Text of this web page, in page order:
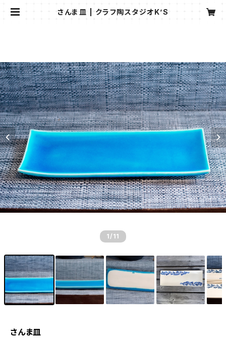
さんま皿 | クラフ陶スタジオK’S
1 /11
さんま皿